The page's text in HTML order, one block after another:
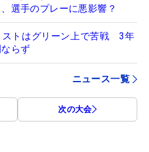
選手のプレーに悪影響？
ストはグリーン上で苦戦 3年
らず
ニュース一覧
次の大会